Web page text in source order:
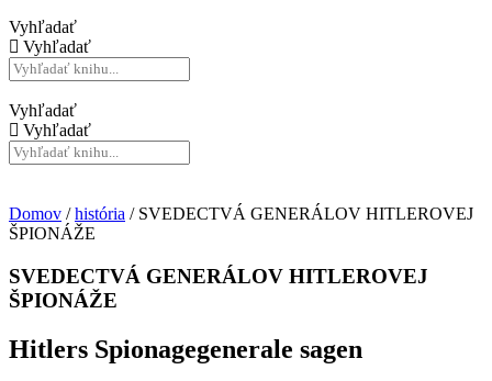
Vyhľadať
Vyhľadať
Vyhľadať
Vyhľadať
Domov /história / SVEDECTVÁ GENERÁLOV HITLEROVEJ
ŠPIONÁŽE
SVEDECTVÁ GENERÁLOV HITLEROVEJ
ŠPIONÁŽE
Hitlers Spionagegenerale sagen